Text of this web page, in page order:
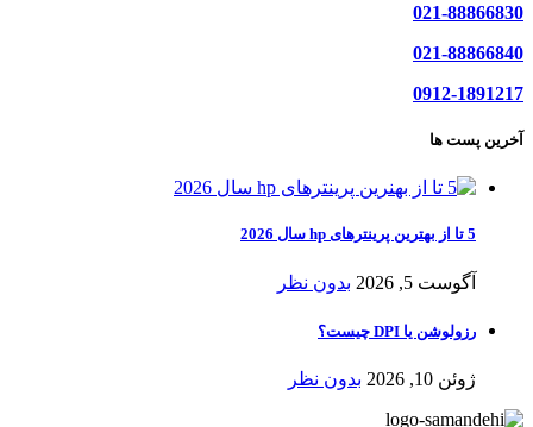
021-88866830
021-88866840
0912-1891217
آخرین پست ها
5 تا از بهترین پرینترهای hp سال 2026
آگوست 5, 2026 بدون نظر
رزولوشن یا DPI چیست؟
ژوئن 10, 2026 بدون نظر